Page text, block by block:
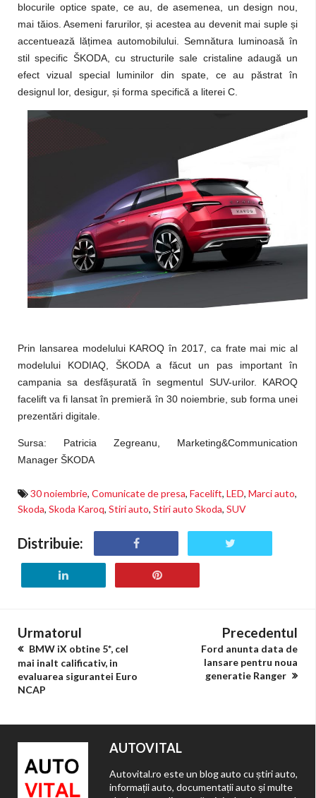
blocurile optice spate, ce au, de asemenea, un design nou,
mai tăios. Asemeni farurilor, și acestea au devenit mai suple și
accentuează lățimea automobilului. Semnătura luminoasă în
stil specific ŠKODA, cu structurile sale cristaline adaugă un
efect vizual special luminilor din spate, ce au păstrat în
designul lor, desigur, și forma specifică a literei C.
Prin lansarea modelului KAROQ în 2017, ca frate mai mic al
modelului KODIAQ, ŠKODA a făcut un pas important în
campania sa desfășurată în segmentul SUV-urilor. KAROQ
facelift va fi lansat în premieră în 30 noiembrie, sub forma unei
prezentări digitale.
Sursa: Patricia Zegreanu, Marketing&Communication
Manager ŠKODA
30 noiembrie, Comunicate de presa, Facelift, LED, Marci auto,
Skoda, Skoda Karoq, Stiri auto, Stiri auto Skoda, SUV
Distribuie:
Urmatorul
BMW iX obtine 5*, cel
mai inalt calificativ, in
evaluarea sigurantei Euro
NCAP
Precedentul
Ford anunta data de
lansare pentru noua
generatie Ranger
AUTOVITAL
Autovital.ro este un blog auto cu știri auto,
informații auto, documentații auto și multe